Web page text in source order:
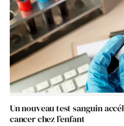
Un nouveau test sanguin
cancer chez l’enfant